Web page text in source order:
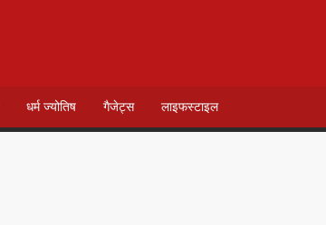
धर्म ज्योतिष गैजेट्स लाइफस्टाइल